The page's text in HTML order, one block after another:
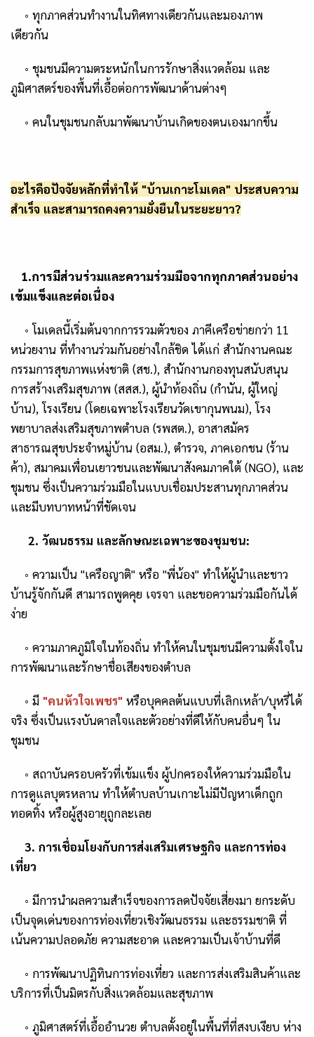
◦ ทุกภาคส่วนทำงานในทิศทางเดียวกันและมองภาพ
เดียวกัน
◦ ชุมชนมีความตระหนักในการรักษาสิ่งแวดล้อม และ
ภูมิศาสตร์ของพื้นที่เอื้อต่อการพัฒนาด้านต่างๆ
◦ คนในชุมชนกลับมาพัฒนาบ้านเกิดของตนเองมากขึ้น
อะไรคือปัจจัยหลักที่ทำให้ "บ้านเกาะโมเดล" ประสบความ
สำเร็จ และสามารถคงความยั่งยืนในระยะยาว?
1.การมีส่วนร่วมและความร่วมมือจากทุกภาคส่วนอย่าง
เข้มแข็งและต่อเนื่อง
◦โมเดลนี้เริ่มต้นจากการรวมตัวของ ภาคีเครือข่ายกว่า 11
หน่วยงาน ที่ทำงานร่วมกันอย่างใกล้ชิด ได้แก่ สำนักงานคณะ
กรรมการสุขภาพแห่งชาติ (สช.), สำนักงานกองทุนสนับสนุน
การสร้างเสริมสุขภาพ (สสส.), ผู้นำท้องถิ่น (กำนัน, ผู้ใหญ่
บ้าน),โรงเรียน (โดยเฉพาะโรงเรียนวัดเขากุนพนม),โรง
พยาบาลส่งเสริมสุขภาพตำบล (รพสต.), อาสาสมัคร
สาธารณสุขประจำหมู่บ้าน (อสม.), ตำรวจ, ภาคเอกชน (ร้าน
ค้า), สมาคมเพื่อนเยาวชนและพัฒนาสังคมภาคใต้ (NGO), และ
ชุมชน ซึ่งเป็นความร่วมมือในแบบเชื่อมประสานทุกภาคส่วน
และมีบทบาทหน้าที่ชัดเจน
2. วัฒนธรรม และลักษณะเฉพาะของชุมชน:
◦ ความเป็น "เครือญาติ" หรือ "พี่น้อง" ทำให้ผู้นำและชาว
บ้านรู้จักกันดี สามารถพูดคุย เจรจา และขอความร่วมมือกันได้
ง่าย
◦ ความภาคภูมิใจในท้องถิ่น ทำให้คนในชุมชนมีความตั้งใจใน
การพัฒนาและรักษาชื่อเสียงของตำบล
◦ มี "คนหัวใจเพชร" หรือบุคคลต้นแบบที่เลิกเหล้า/บุหรี่ได้
จริง ซึ่งเป็นแรงบันดาลใจและตัวอย่างที่ดีให้กับคนอื่นๆ ใน
ชุมชน
◦ สถาบันครอบครัวที่เข้มแข็ง ผู้ปกครองให้ความร่วมมือใน
การดูแลบุตรหลาน ทำให้ตำบลบ้านเกาะไม่มีปัญหาเด็กถูก
ทอดทิ้ง หรือผู้สูงอายุถูกละเลย
3. การเชื่อมโยงกับการส่งเสริมเศรษฐกิจ และการท่อง
เที่ยว
◦ มีการนำผลความสำเร็จของการลดปัจจัยเสี่ยงมา ยกระดับ
เป็นจุดเด่นของการท่องเที่ยวเชิงวัฒนธรรม และธรรมชาติ ที่
เน้นความปลอดภัย ความสะอาด และความเป็นเจ้าบ้านที่ดี
◦ การพัฒนาปฏิทินการท่องเที่ยว และการส่งเสริมสินค้าและ
บริการที่เป็นมิตรกับสิ่งแวดล้อมและสุขภาพ
◦ ภูมิศาสตร์ที่เอื้ออำนวย ตำบลตั้งอยู่ในพื้นที่ที่สงบเงียบ ห่าง